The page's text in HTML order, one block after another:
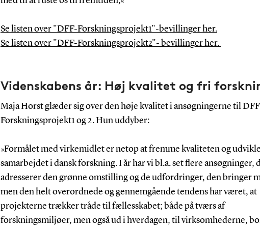
Se listen over "DFF-Forskningsprojekt1"-bevillinger her.
Se listen over "DFF-Forskningsprojekt2"- bevillinger her.
Videnskabens år: Høj kvalitet og fri
Maja Horst glæder sig over den høje kvalitet i ansøgningerne til
Forskningsprojekt1 og 2. Hun uddyber:
»Formålet med virkemidlet er netop at fremme kvaliteten og udvikle
samarbejdet i dansk forskning. I år har vi bl.a. set flere ansøgninger,
adresserer den grønne omstilling og de udfordringer, den bringer
men den helt overordnede og gennemgående tendens har været, at
projekterne trækker tråde til fællesskabet; både på tværs af
forskningsmiljøer, men også ud i hverdagen, til virksomhederne,